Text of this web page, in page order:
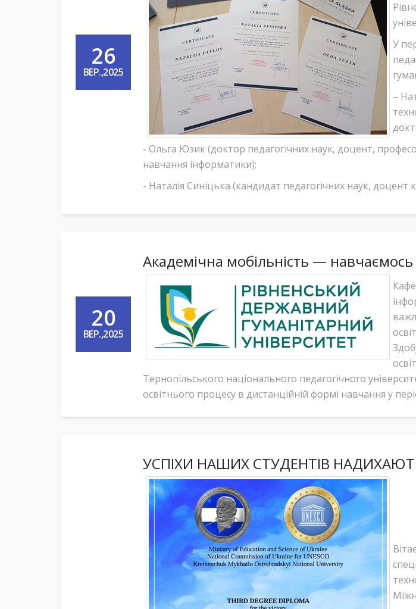
26
ВЕР.,2025
У
–
- Ольга Юзик (доктор педагогічних наук, доцент,
навчання інформатики);
- Наталія Синіцька (кандидат педагогічних наук,
20
ВЕР.,2025
Академічна мобільність —
Тернопільського національного педагогічного
освітнього процесу в дистанційній формі навчання у
УСПІХИ НАШИХ СТУДЕНТІВ